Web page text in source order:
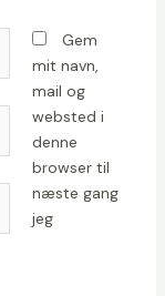
Gem
mit navn,
mail og
websted i
denne
browser til
næste gang
jeg